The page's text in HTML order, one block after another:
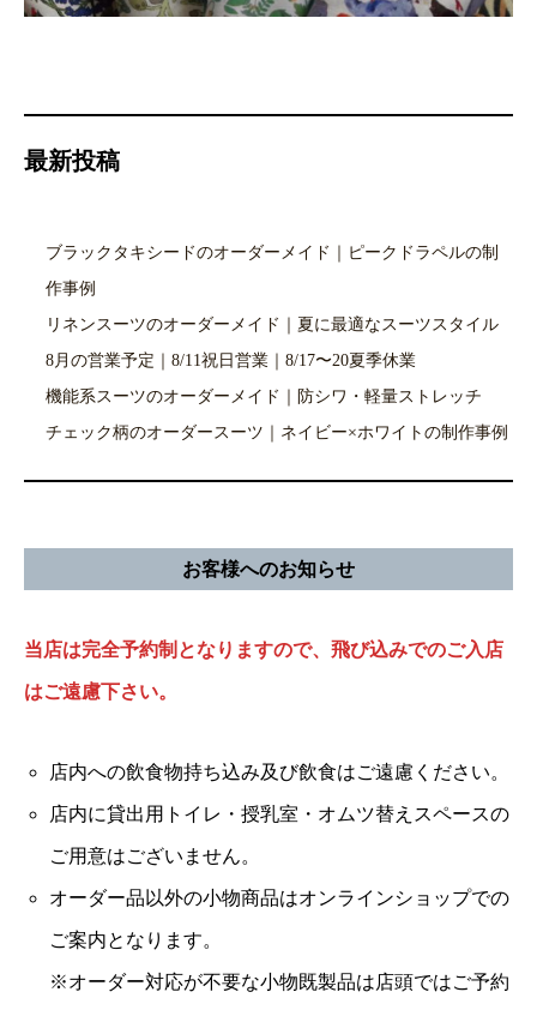
最新投稿
ブラックタキシードのオーダーメイド｜ピークドラペルの制
作事例
リネンスーツのオーダーメイド｜夏に最適なスーツスタイル
8月の営業予定｜8/11祝日営業｜8/17〜20夏季休業
機能系スーツのオーダーメイド｜防シワ・軽量ストレッチ
チェック柄のオーダースーツ｜ネイビー×ホワイトの制作事例
お客様へのお知らせ
当店は完全予約制となりますので、飛び込みでのご入店
はご遠慮下さい。
店内への飲食物持ち込み及び飲食はご遠慮ください。
店内に貸出用トイレ・授乳室・オムツ替えスペースの
ご用意はございません。
オーダー品以外の小物商品はオンラインショップでの
ご案内となります。
※オーダー対応が不要な小物既製品は店頭ではご予約